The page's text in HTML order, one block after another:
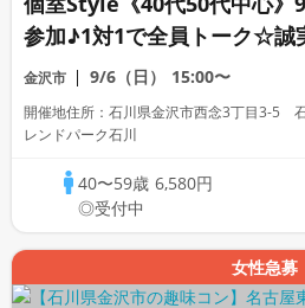
参加♪1対1で全員トーク☆誠
活パーティー
金沢市 9/6（日） 15:00〜
開催地住所：石川県金沢市西念3丁目3-5
レンドパーク石川
40〜59歳 6,580円
◎受付中
女性急募